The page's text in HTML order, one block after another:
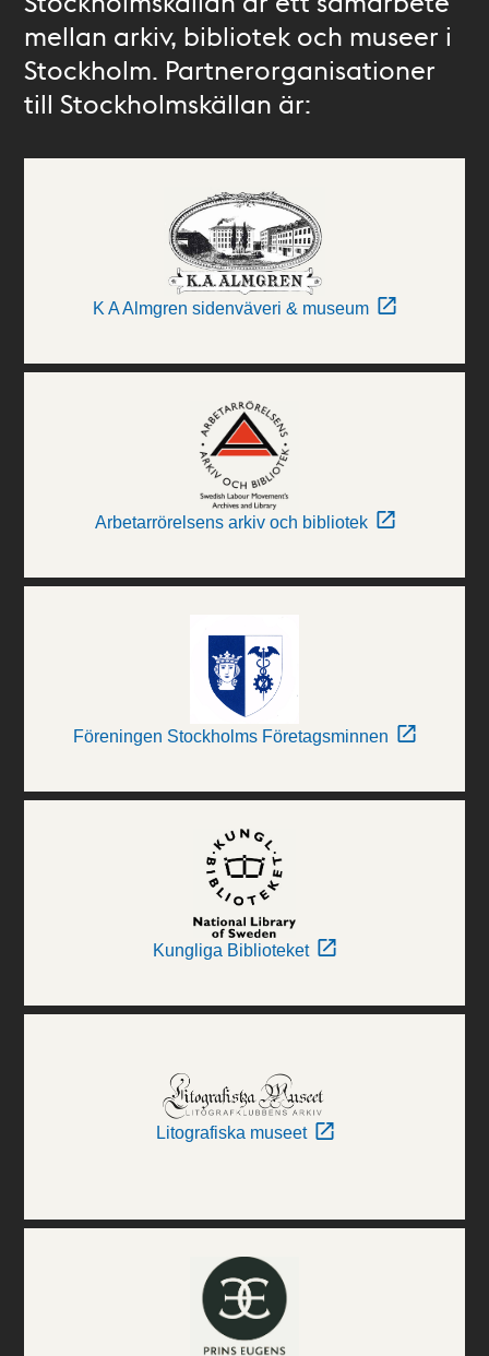
mellan arkiv, bibliotek och museer i
Stockholm. Partnerorganisationer
till Stockholmskällan är:
K A Almgren sidenväveri & museum
Arbetarrörelsens arkiv och bibliotek
Föreningen Stockholms Företagsminnen
Kungliga Biblioteket
Litografiska museet